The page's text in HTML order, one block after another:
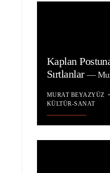
Kaplan
Sırtlanlar—
MURAT BEYAZYÜZ •
KÜLTÜR-SANAT